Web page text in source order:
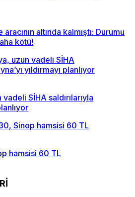
altında kalmıştı: Durumu
kötü!
SİHA saldırılarıyla
hamsisi 60 TL